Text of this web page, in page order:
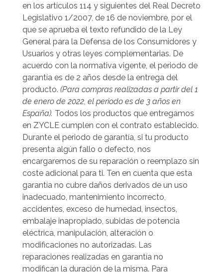
en los artículos 114 y siguientes del Real Decreto
Legislativo 1/2007, de 16 de noviembre, por el
que se aprueba el texto refundido de la Ley
General para la Defensa de los Consumidores y
Usuarios y otras leyes complementarias. De
acuerdo con la normativa vigente, el periodo de
garantía es de 2 años desde la entrega del
producto. (Para compras realizadas a partir del 1
de enero de 2022, el periodo es de 3 años en
España). Todos los productos que entregamos
en ZYCLE cumplen con el contrato establecido.
Durante el periodo de garantía, si tu producto
presenta algún fallo o defecto, nos
encargaremos de su reparación o reemplazo sin
coste adicional para ti. Ten en cuenta que esta
garantía no cubre daños derivados de un uso
inadecuado, mantenimiento incorrecto,
accidentes, exceso de humedad, insectos,
embalaje inapropiado, subidas de potencia
eléctrica, manipulación, alteración o
modificaciones no autorizadas. Las
reparaciones realizadas en garantía no
modifican la duración de la misma. Para